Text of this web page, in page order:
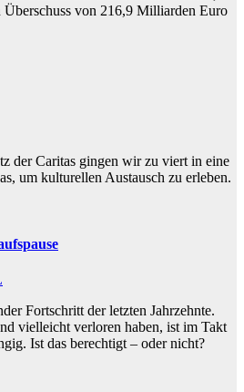
Überschuss von 216,9 Milliarden Euro
der Caritas gingen wir zu viert in eine
um kulturellen Austausch zu erleben.
Fortschritt der letzten Jahrzehnte.
vielleicht verloren haben, ist im Takt
Ist das berechtigt – oder nicht?